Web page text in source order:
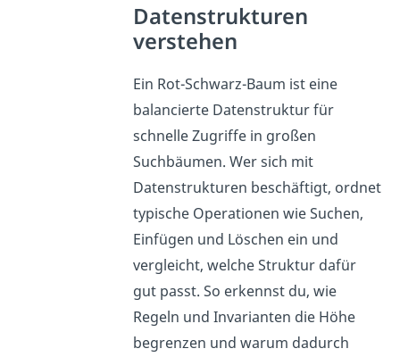
Datenstrukturen
verstehen
Ein Rot-Schwarz-Baum ist eine
balancierte Datenstruktur für
schnelle Zugriffe in großen
Suchbäumen. Wer sich mit
Datenstrukturen beschäftigt, ordnet
typische Operationen wie Suchen,
Einfügen und Löschen ein und
vergleicht, welche Struktur dafür
gut passt. So erkennst du, wie
Regeln und Invarianten die Höhe
begrenzen und warum dadurch